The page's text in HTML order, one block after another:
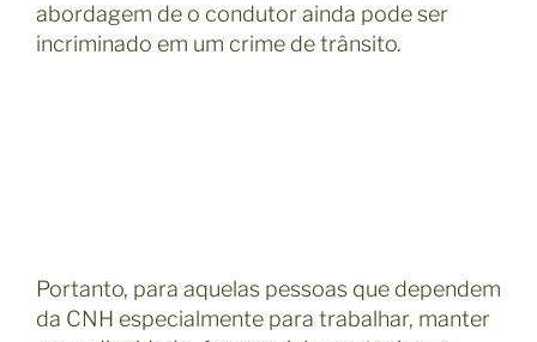
abordagem de o condutor ainda pode ser
incriminado em um crime de trânsito.
Portanto, para aquelas pessoas que dependem
da CNH especialmente para trabalhar, manter